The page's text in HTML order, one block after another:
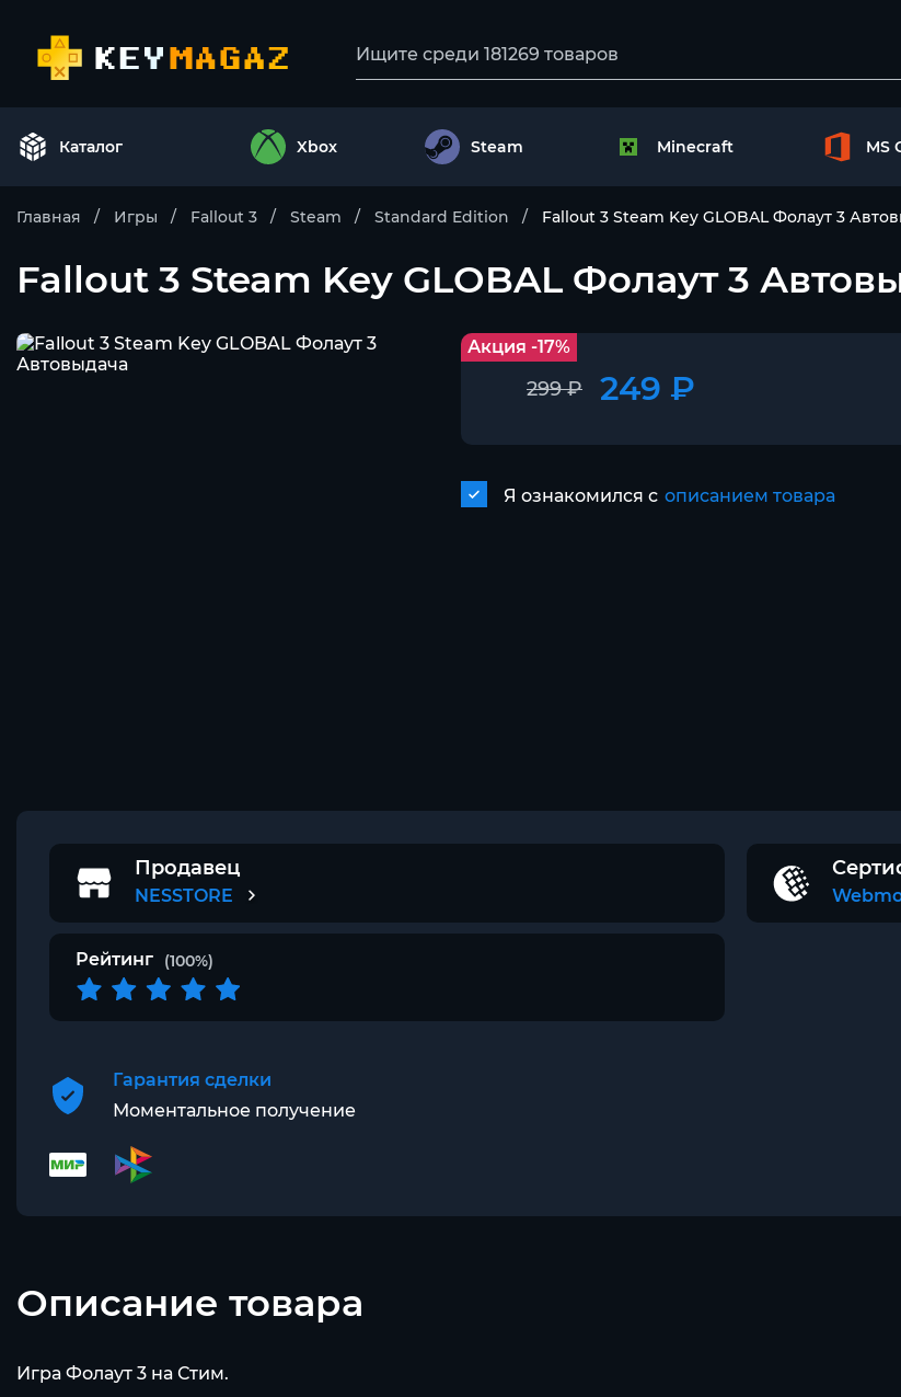
Каталог Xbox Steam Minecraft MS
Главная Игры Fallout 3 Steam Standard Edition Fallout 3 Steam Key GLOBAL Фолаут 3
Fallout 3 Steam Key GLOBAL Фолаут 3
Акция -17%
299 ₽ 249 ₽
Я ознакомился с описанием товара
Продавец
NESSTORE
Рейтинг (100%)
Гарантия сделки
Моментальное получение
Описание товара
Игра Фолаут 3 на Стим.